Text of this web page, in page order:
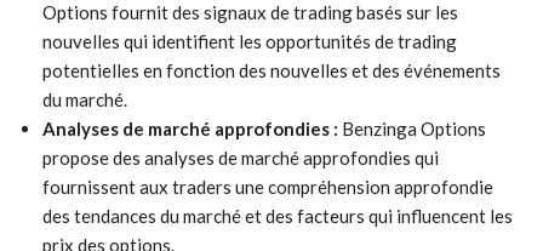
Options fournit des signaux de trading basés sur les
nouvelles qui identifient les opportunités de trading
potentielles en fonction des nouvelles et des événements
du marché.
Analyses de marché approfondies : Benzinga Options
propose des analyses de marché approfondies qui
fournissent aux traders une compréhension approfondie
des tendances du marché et des facteurs qui influencent les
prix des options.